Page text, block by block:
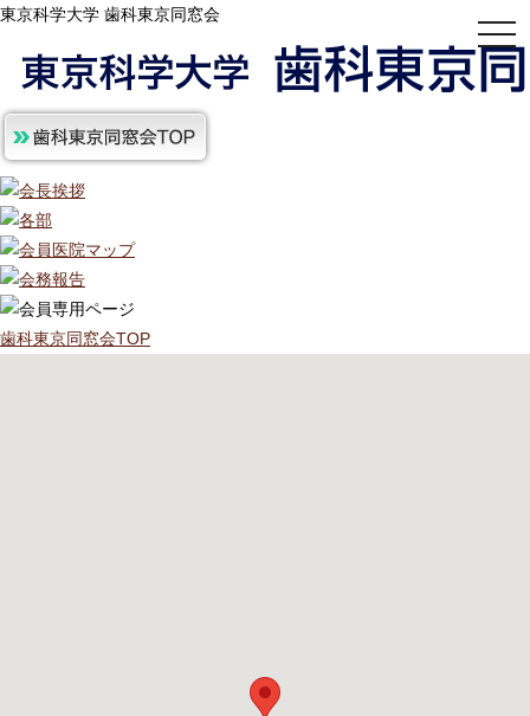
東京科学大学 歯科東京同窓会
歯科東京同窓会TOP